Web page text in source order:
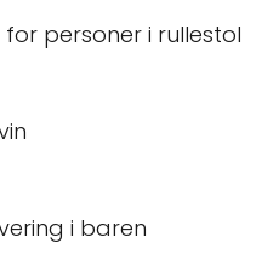
personer i rullestol
i baren